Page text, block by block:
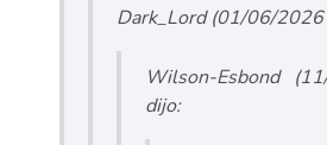
Dark_Lord (01/06/
Wilson-Esbond
dijo: